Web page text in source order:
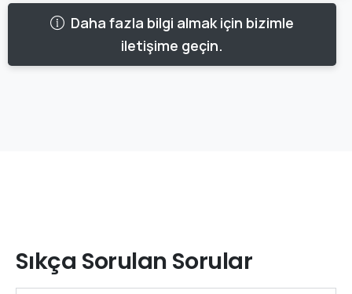
Daha fazla bilgi almak için bizimle
iletişime geçin.
Sıkça Sorulan Sorular